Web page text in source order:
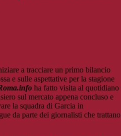
a tracciare un primo bilancio
e sulle aspettative per la stagione
ha fatto visita al quotidiano
sul mercato appena concluso e
la squadra di Garcia in
da parte dei giornalisti che trattano